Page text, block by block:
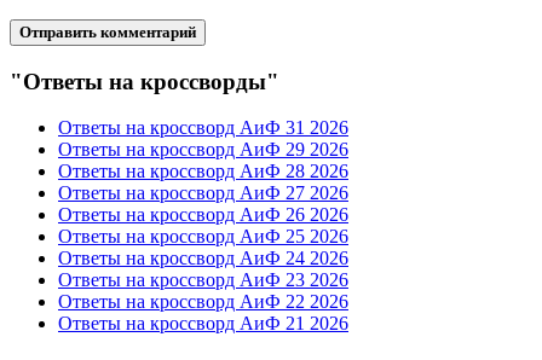
"Ответы на кроссворды"
Ответы на кроссворд АиФ 31 2026
Ответы на кроссворд АиФ 29 2026
Ответы на кроссворд АиФ 28 2026
Ответы на кроссворд АиФ 27 2026
Ответы на кроссворд АиФ 26 2026
Ответы на кроссворд АиФ 25 2026
Ответы на кроссворд АиФ 24 2026
Ответы на кроссворд АиФ 23 2026
Ответы на кроссворд АиФ 22 2026
Ответы на кроссворд АиФ 21 2026